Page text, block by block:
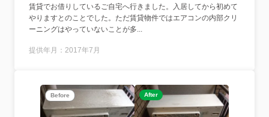
賃貸でお借りしているご自宅へ行きました。入居してから初めて
やりますとのことでした。ただ賃貸物件ではエアコンの内部クリ
ーニングはやっていないことが多...
提供年月：2017年7月
Before After